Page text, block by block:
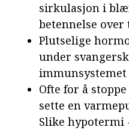
sirkulasjon i
betennelse over
Plutselige
under
immunsystemet
Ofte for å
sette en
Slike hypotermi